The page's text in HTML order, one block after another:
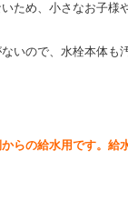
ため、小さなお子様
いので、水栓本体も
らの給水用です。給